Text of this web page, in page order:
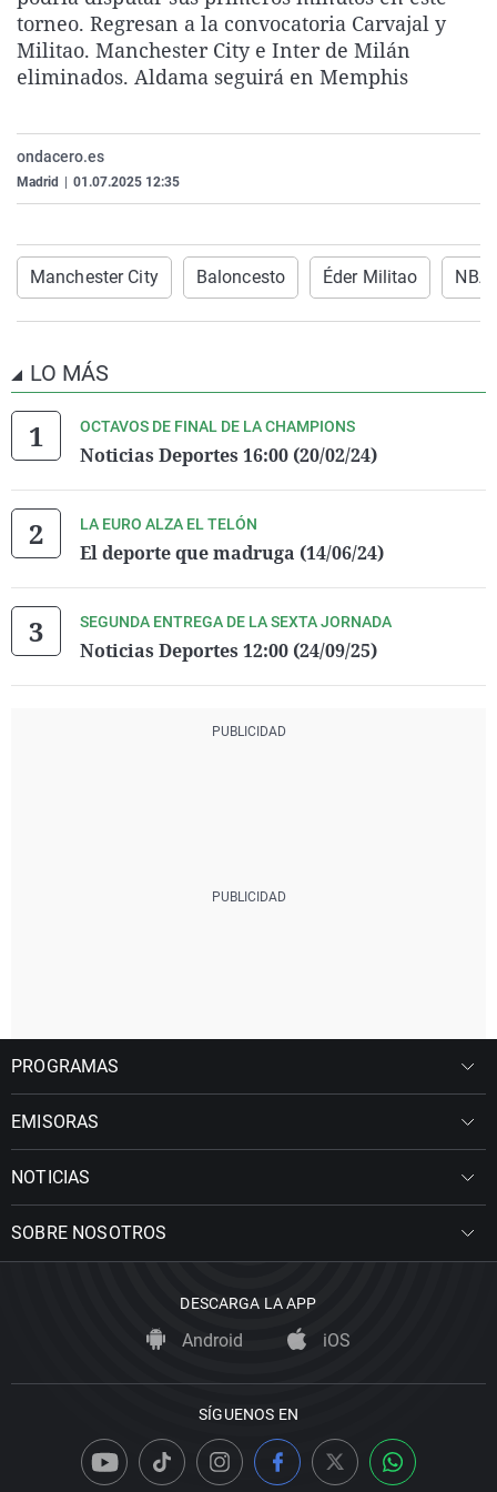
La rosa de los vientos
Gente viajera
Como el perro y el
Caso
Retornados
Equipo de
Operación Viuda
Extremadura
Galicia
La Rioja
Navarra
Virales
Televisión
Elecciones
torneo. Regresan a la convocatoria Carvajal y
Militao. Manchester City e Inter de Milán
eliminados. Aldama seguirá en Memphis
ondacero.es
Madrid 01.07.2025 12:35
Manchester City Baloncesto Éder Militao NBA
LO MÁS
OCTAVOS DE FINAL DE LA CHAMPIONS
Noticias Deportes 16:00 (20/02/24)
LA EURO ALZA EL TELÓN
El deporte que madruga (14/06/24)
SEGUNDA ENTREGA DE LA SEXTA JORNADA
Noticias Deportes 12:00 (24/09/25)
PROGRAMAS
EMISORAS
NOTICIAS
SOBRE NOSOTROS
DESCARGA LA APP
Android iOS
SÍGUENOS EN